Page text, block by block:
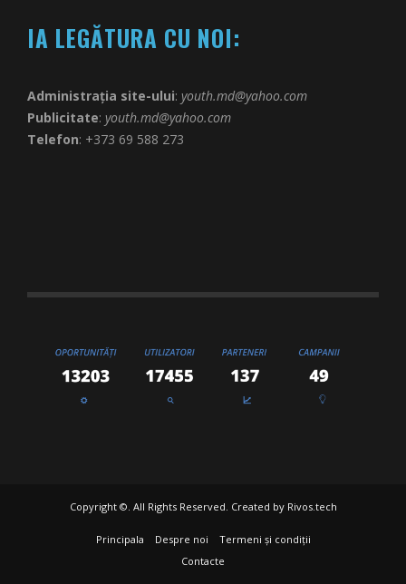
IA LEGĂTURA CU NOI:
Administrația site-ului: youth.md@yahoo.com
Publicitate: youth.md@yahoo.com
Telefon: +373 69 588 273
Copyright ©. All Rights Reserved. Created by Rivos.tech
Principala Despre noi
Termeni și condiții
Contacte